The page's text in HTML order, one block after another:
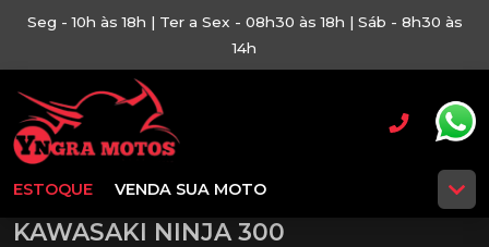
Seg - 10h às 18h | Ter a Sex - 08h30 às 18h | Sáb - 8h30 às
14h
ESTOQUE VENDA SUA MOTO
KAWASAKI NINJA 300